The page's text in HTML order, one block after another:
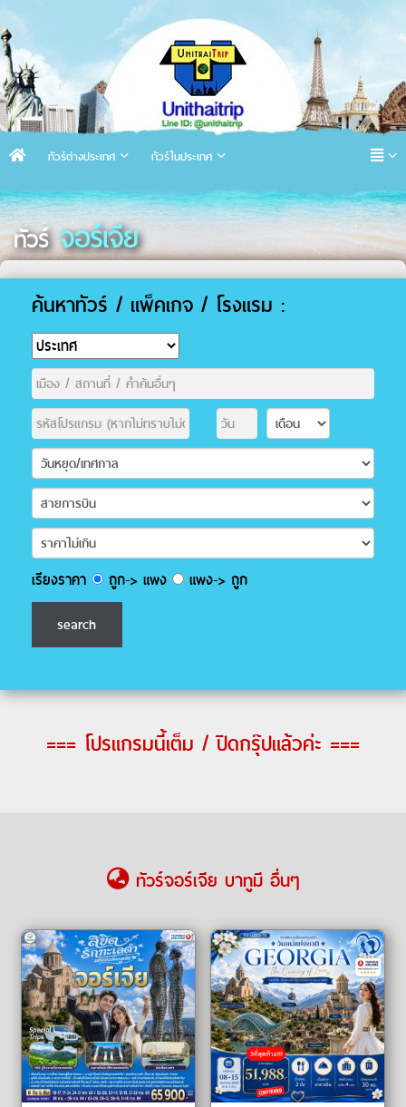
ทัวร์ต่างประเทศ ทัวร์ในประเทศ
ทัวร์ จอร์เจีย
ค้นหาทัวร์ / แพ็คเกจ / โรงแรม :
เรียงราคา ถูก-> แพง แพง-> ถูก
=== โปรแกรมนี้เต็ม / ปิดกรุ๊ปแล้วค่ะ ===
ทัวร์จอร์เจีย บาทูมี อื่นๆ